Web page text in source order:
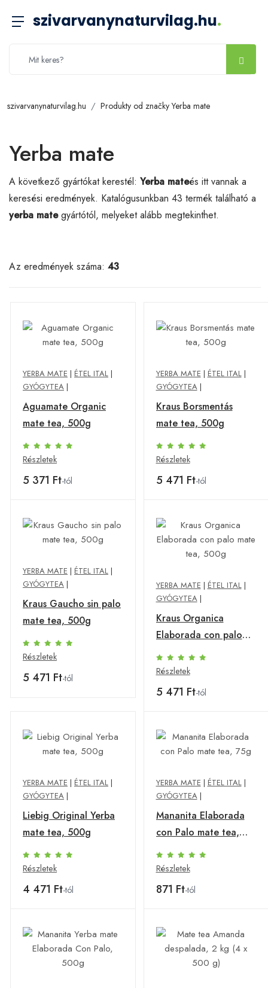
szivarvanynaturvilag.hu.
szivarvanynaturvilag.hu Produkty od značky Yerba mate
Yerba mate
A következő gyártókat kerestél: Yerba mateés itt vannak a
keresési eredmények. Katalógusunkban 43 termék található a
yerba mategyártótól, melyeket alább megtekinthet.
Az eredmények száma: 43
YERBA MATE | ÉTEL ITAL |
GYÓGYTEA |
Aguamate Organic
mate tea, 500g
Részletek
5 371 Ft-tól
YERBA MATE | ÉTEL ITAL|
GYÓGYTEA|
Kraus Borsmentás
mate tea, 500g
Részletek
5 471 Ft-tól
YERBA MATE | ÉTEL ITAL |
GYÓGYTEA |
Kraus Gaucho sin palo
mate tea, 500g
Részletek
5 471 Ft-tól
YERBA MATE | ÉTEL ITAL|
GYÓGYTEA|
Kraus Organica
Elaborada con palo
mate tea, 500g
Részletek
5 471 Ft-tól
YERBA MATE | ÉTEL ITAL |
GYÓGYTEA |
Liebig Original Yerba
mate tea, 500g
Részletek
4 471 Ft-tól
YERBA MATE | ÉTEL ITAL|
GYÓGYTEA|
Mananita Elaborada
con Palo mate tea,
75g
Részletek
871 Ft-tól